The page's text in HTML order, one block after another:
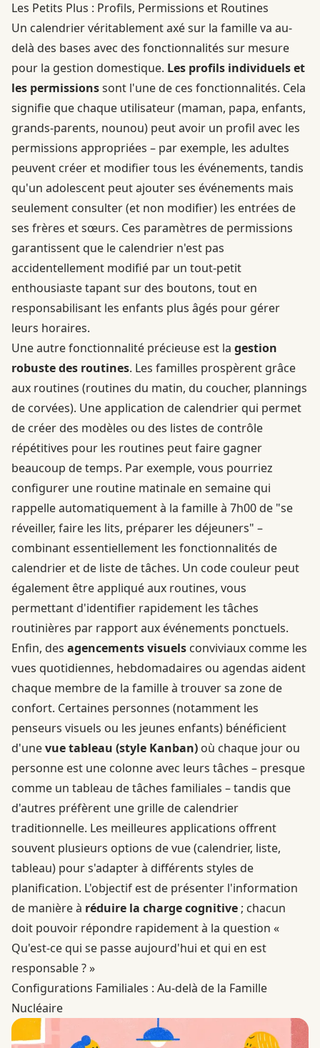
Les Petits Plus : Profils, Permissions et Routines
Un calendrier véritablement axé sur la famille va au-
delà des bases avec des fonctionnalités sur mesure
pour la gestion domestique. Les profils individuels et
les permissionssont l'une de ces fonctionnalités. Cela
signifie que chaque utilisateur (maman, papa, enfants,
grands-parents, nounou) peut avoir un profil avec les
permissions appropriées – par exemple, les adultes
peuvent créer et modifier tous les événements, tandis
qu'un adolescent peut ajouter ses événements mais
seulement consulter (et non modifier) les entrées de
ses frères et sœurs. Ces paramètres de permissions
garantissent que le calendrier n'est pas
accidentellement modifié par un tout-petit
enthousiaste tapant sur des boutons, tout en
responsabilisant les enfants plus âgés pour gérer
leurs horaires.
Une autre fonctionnalité précieuse est la gestion
robuste des routines. Les familles prospèrent grâce
aux routines (routines du matin, du coucher, plannings
de corvées). Une application de calendrier qui permet
de créer des modèles ou des listes de contrôle
répétitives pour les routines peut faire gagner
beaucoup de temps. Par exemple, vous pourriez
configurer une routine matinale en semaine qui
rappelle automatiquement à la famille à 7h00 de "se
réveiller, faire les lits, préparer les déjeuners" –
combinant essentiellement les fonctionnalités de
calendrier et de liste de tâches. Un code couleur peut
également être appliqué aux routines, vous
permettant d'identifier rapidement les tâches
routinières par rapport aux événements ponctuels.
Enfin, des agencements visuels conviviaux comme les
vues quotidiennes, hebdomadaires ou agendas aident
chaque membre de la famille à trouver sa zone de
confort. Certaines personnes (notamment les
penseurs visuels ou les jeunes enfants) bénéficient
d'unevue tableau (style Kanban) où chaque jour ou
personne est une colonne avec leurs tâches – presque
comme un tableau de tâches familiales – tandis que
d'autres préfèrent une grille de calendrier
traditionnelle. Les meilleures applications offrent
souvent plusieurs options de vue (calendrier, liste,
tableau) pour s'adapter à différents styles de
planification. L'objectif est de présenter l'information
de manière à réduire la charge cognitive ; chacun
doit pouvoir répondre rapidement à la question «
Qu'est-ce qui se passe aujourd'hui et qui en est
responsable ? »
Configurations Familiales : Au-delà de la Famille
Nucléaire